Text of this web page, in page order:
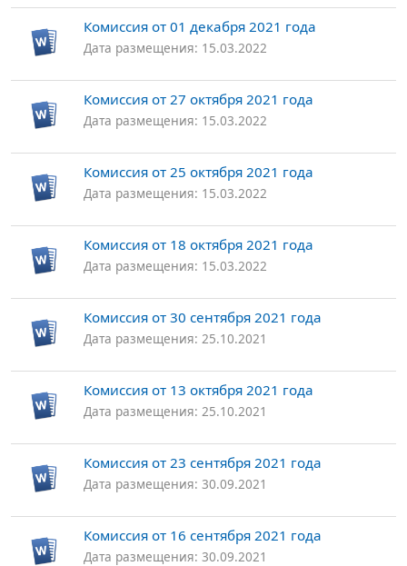
Комиссия от 01 декабря 2021 года
Дата размещения: 15.03.2022
Комиссия от 27 октября 2021 года
Дата размещения: 15.03.2022
Комиссия от 25 октября 2021 года
Дата размещения: 15.03.2022
Комиссия от 18 октября 2021 года
Дата размещения: 15.03.2022
Комиссия от 30 сентября 2021 года
Дата размещения: 25.10.2021
Комиссия от 13 октября 2021 года
Дата размещения: 25.10.2021
Комиссия от 23 сентября 2021 года
Дата размещения: 30.09.2021
Комиссия от 16 сентября 2021 года
Дата размещения: 30.09.2021